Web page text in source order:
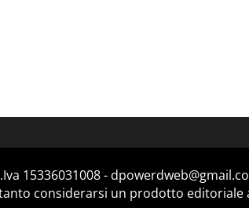
15336031008 -
considerarsi un prodotto editoriale